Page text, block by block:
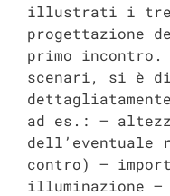
illustrati i tre
progettazione
primo incontro.
scenari, si è
ad es.: –
dell’eventuale
contro) –
illuminazione –